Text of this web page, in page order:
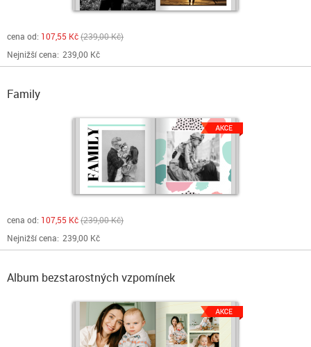
cena od: 107,55 Kč 239,00 Kč
Nejnižší cena: 239,00 Kč
Family
cena od: 107,55 Kč 239,00 Kč
Nejnižší cena: 239,00 Kč
Album bezstarostných vzpomínek